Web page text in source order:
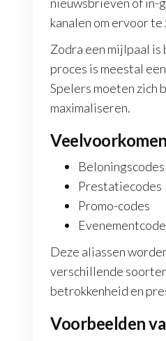
nieuwsbrieven of in-
kanalen om ervoor te
Zodra een mijlpaal
proces is meestal
Spelers moeten zich
maximaliseren.
Beloningscodes
Prestatiecodes
Promo-codes
Deze aliassen
verschillende
betrokkenheid en
Voorbeelden